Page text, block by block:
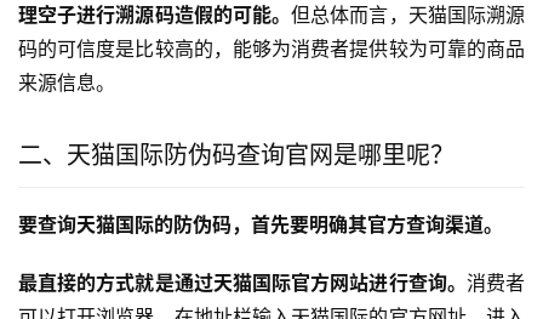
理空子进行溯源码造假的可能。但总体而言，天猫国际溯源
码的可信度是比较高的，能够为消费者提供较为可靠的商品
来源信息。
二、天猫国际防伪码查询官网是哪里呢？
要查询天猫国际的防伪码，首先要明确其官方查询渠道。
最直接的方式就是通过天猫国际官方网站进行查询。 消费者